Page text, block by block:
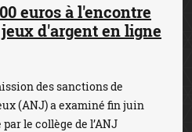
euros à l'encontre
d'argent en ligne
des sanctions de
(ANJ) a examiné fin juin
le collège de l’ANJ